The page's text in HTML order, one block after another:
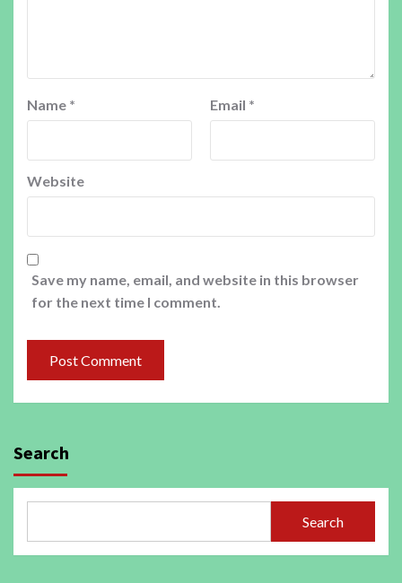
Name * Email *
Website
Save my name, email, and website in this browser
for the next time I comment.
Search
Search